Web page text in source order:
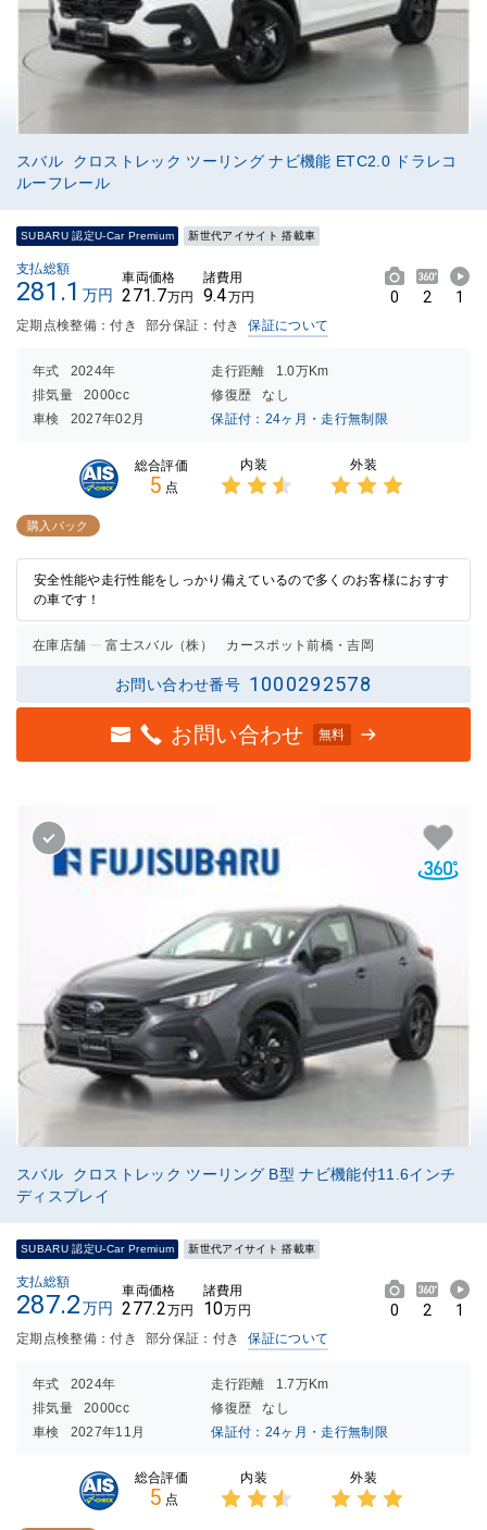
スバル クロストレック ツーリング ナビ機能 ETC2.0 ドラレコ
ルーフレール
SUBARU 認定U-Car Premium 新世代アイサイト 搭載車
支払総額
281.1 万円
車両価格
271.7万円
諸費用
9.4万円 0 2 1
定期点検整備：付き 部分保証：付き 保証について
年式 2024年 走行距離
1.0万Km
排気量
2000cc 修復歴
なし
車検
2027年02月 保証付：24ヶ月・走行無制限
総合評価
5 点
内装 外装
購入パック
安全性能や走行性能をしっかり備えているので多くのお客様におすす
の車です！
在庫店舗 富士スバル（株） カースポット前橋・吉岡
お問い合わせ番号 1000292578
お問い合わせ 無料
スバル クロストレック ツーリング B型 ナビ機能付11.6インチ
ディスプレイ
SUBARU 認定U-Car Premium 新世代アイサイト 搭載車
支払総額
287.2万円
車両価格
277.2万円
諸費用
10万円 0 2 1
定期点検整備：付き 部分保証：付き 保証について
年式 2024年 走行距離
1.7万Km
排気量
2000cc 修復歴
なし
車検
2027年11月 保証付：24ヶ月・走行無制限
総合評価
5 点
内装 外装